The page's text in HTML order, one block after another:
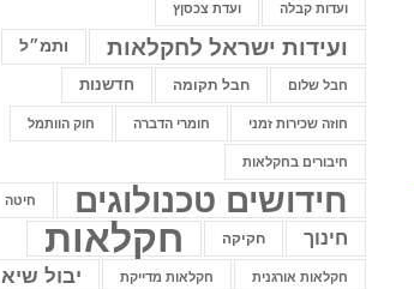
ועדות קבלה ועדת צכסןץ
ועידות ישראל לחקלאות ותמ״ל
חבל שלום חבל תקומה חדשנות
חוזה שכירות זמני חומרי הדברה חוק הוותמל
חיבורים בחקלאות
חידושים טכנולוגים חיטה
חינוך חקיקה חקלאות
חקלאות אורגנית חקלאות מדייקת יבול שיא